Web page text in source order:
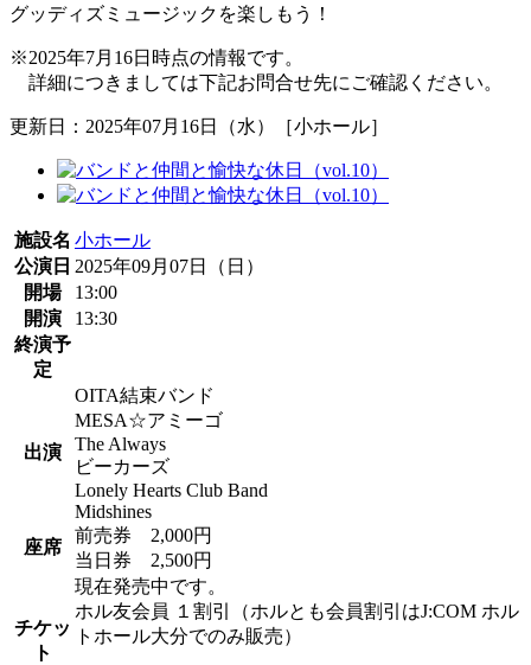
グッディズミュージックを楽しもう！
※2025年7月16日時点の情報です。
詳細につきましては下記お問合せ先にご確認ください。
更新日：2025年07月16日（水）［小ホール］
施設名 小ホール
公演日 2025年09月07日（日）
開場
13:00
開演
13:30
終演予
定
出演
OITA結束バンド
MESA☆アミーゴ
The Always
ビーカーズ
Lonely Hearts Club Band
Midshines
座席
前売券 2,000円
当日券 2,500円
チケッ
ト
現在発売中です。
ホル友会員 １割引（ホルとも会員割引はJ:COM ホル
トホール大分でのみ販売）